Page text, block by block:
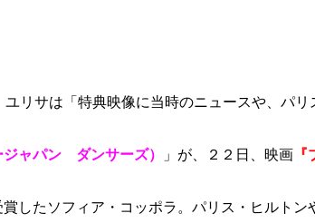
リサは「特典映像に当時のニュースや、パリ
ャパン ダンサーズ） 」が、２２日、 映画
したソフィア・コッポラ。パリス・ヒルトン